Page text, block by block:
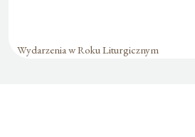
Wydarzenia w Roku Liturgicznym